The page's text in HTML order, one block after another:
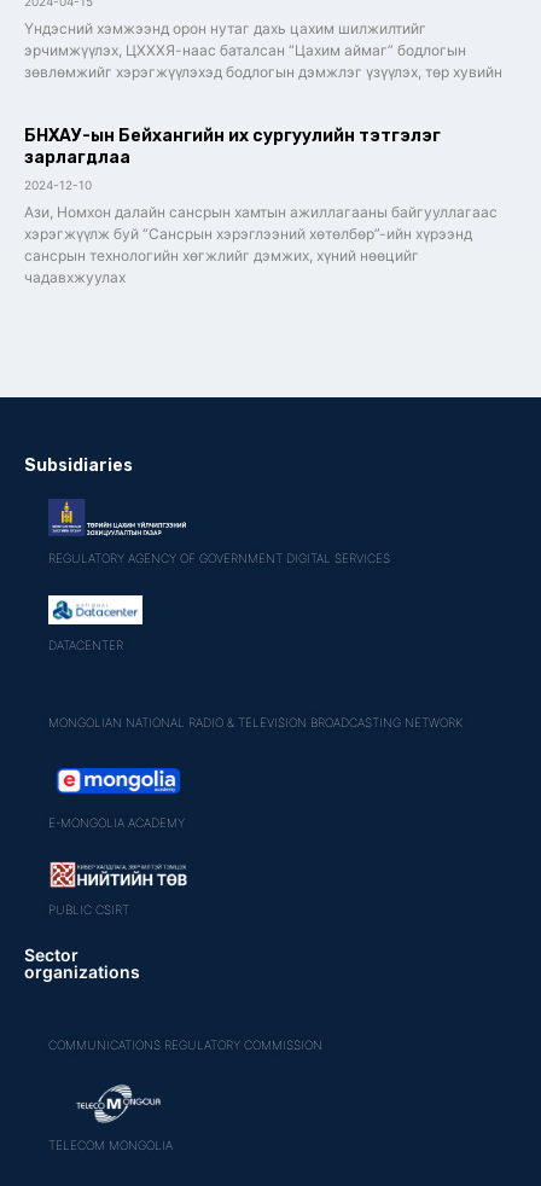
Үндэсний хэмжээнд орон нутаг дахь цахим шилжилтийг
эрчимжүүлэх, ЦХХХЯ-наас баталсан “Цахим аймаг” бодлогын
зөвлөмжийг хэрэгжүүлэхэд бодлогын дэмжлэг үзүүлэх, төр хувийн
БНХАУ-ын Бейхангийн их сургуулийн тэтгэлэг
зарлагдлаа
2024-12-10
Ази, Номхон далайн сансрын хамтын ажиллагааны байгууллагаас
хэрэгжүүлж буй “Сансрын хэрэглээний хөтөлбөр”-ийн хүрээнд
сансрын технологийн хөгжлийг дэмжих, хүний нөөцийг
чадавхжуулах
Subsidiaries
REGULATORY AGENCY OF GOVERNMENT DIGITAL SERVICES
DATACENTER
MONGOLIAN NATIONAL RADIO & TELEVISION BROADCASTING NETWORK
E-MONGOLIA ACADEMY
PUBLIC CSIRT
Sector
organizations
COMMUNICATIONS REGULATORY COMMISSION
TELECOM MONGOLIA